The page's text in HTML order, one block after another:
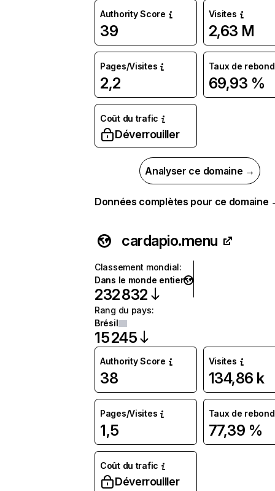
Authority Score
39
Visites
2,63 M
Pages/Visites
2,2
Taux de rebond
69,93 %
Coût du trafic
Déverrouiller
Analyser ce domaine →
Données complètes pour ce domaine
cardapio.menu
Classement mondial:
Dans le monde entier
232 832
Rang du pays:
Brésil
15 245
Authority Score
38
Visites
134,86 k
Pages/Visites
1,5
Taux de rebond
77,39 %
Coût du trafic
Déverrouiller